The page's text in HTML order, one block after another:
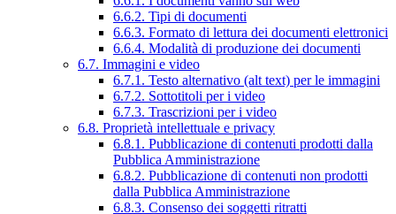
6.6.2. Tipi di documenti
6.6.3. Formato di lettura dei documenti elettronici
6.6.4. Modalità di produzione dei documenti
6.7. Immagini e video
6.7.1. Testo alternativo (alt text) per le immagini
6.7.2. Sottotitoli per i video
6.7.3. Trascrizioni per i video
6.8. Proprietà intellettuale e privacy
6.8.1. Pubblicazione di contenuti prodotti dalla
Pubblica Amministrazione
6.8.2. Pubblicazione di contenuti non prodotti
dalla Pubblica Amministrazione
6.8.3. Consenso dei soggetti ritratti